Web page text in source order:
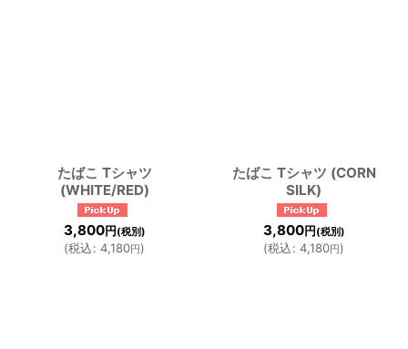
たばこ Tシャツ
(WHITE/RED)
3,800円 (税別)
(税込: 4,180円)
たばこ Tシャツ (CORN
SILK)
3,800円 (税別)
(税込: 4,180円)